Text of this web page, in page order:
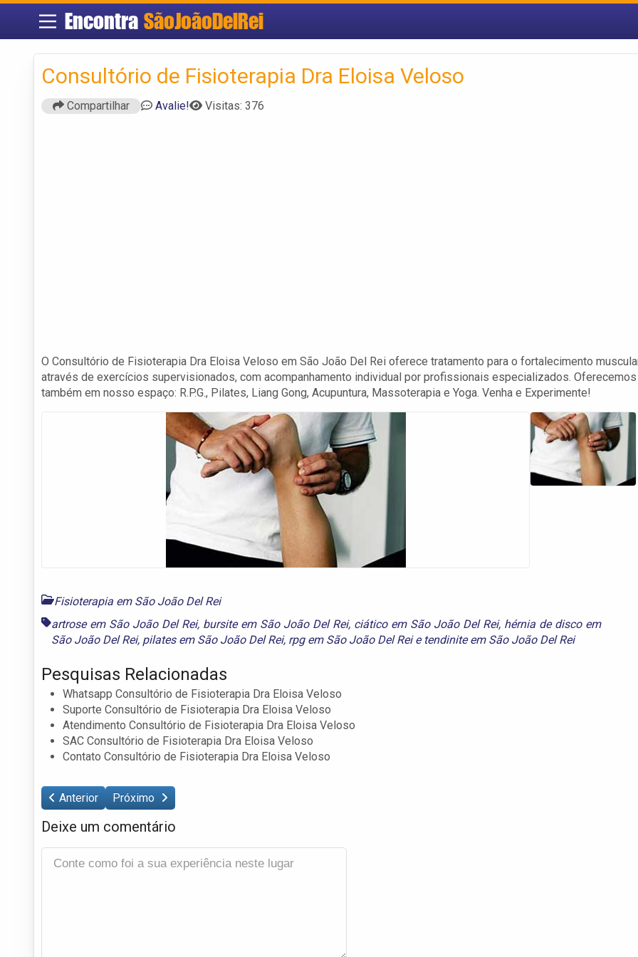
Encontra SãoJoãoDelRei
Consultório de Fisioterapia Dra Eloisa Veloso
Compartilhar Avalie! Visitas: 376
O Consultório de Fisioterapia Dra Eloisa Veloso em São João Del Rei oferece tratamento para o fortalecimento
através de exercícios supervisionados, com acompanhamento individual por profissionais especializados. Oferecemos
também em nosso espaço: R.P.G., Pilates, Liang Gong, Acupuntura, Massoterapia e Yoga. Venha e Experimente!
Fisioterapia em São João Del Rei
artrose em São João Del Rei, bursite em São João Del Rei, ciático em São João Del Rei, hérnia de disco em
São João Del Rei, pilates em São João Del Rei, rpg em São João Del Reie tendinite em São João Del Rei
Pesquisas Relacionadas
Whatsapp Consultório de Fisioterapia Dra Eloisa Veloso
Suporte Consultório de Fisioterapia Dra Eloisa Veloso
Atendimento Consultório de Fisioterapia Dra Eloisa Veloso
SAC Consultório de Fisioterapia Dra Eloisa Veloso
Contato Consultório de Fisioterapia Dra Eloisa Veloso
Anterior Próximo
Deixe um comentário